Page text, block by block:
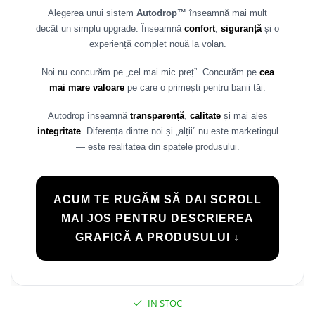
Rame adaptoare Daihatsu
Rame adaptoare Mazda
Rame adaptoare Kia
Rame adaptoare Alfa Romeo
Rame adaptoare Nissan
Rame adaptoare Fiat
Rame adaptoare Chevrolet
Rame adaptoare Mitsubishi
Alegerea unui sistem Autodrop™ înseamnă mai mult
decât un simplu upgrade. Înseamnă confort, siguranțăși o
experiență complet nouă la volan.
Noi nu concurăm pe „cel mai mic preț”. Concurăm pe cea
mai mare valoare pe care o primești pentru banii tăi.
Autodrop înseamnă transparență, calitateși mai ales
integritate. Diferența dintre noi și „alții” nu este marketingul
— este realitatea din spatele produsului.
ACUM TE RUGĂM SĂ DAI SCROLL
MAI JOS PENTRU DESCRIEREA
GRAFICĂ A PRODUSULUI ↓
IN STOC